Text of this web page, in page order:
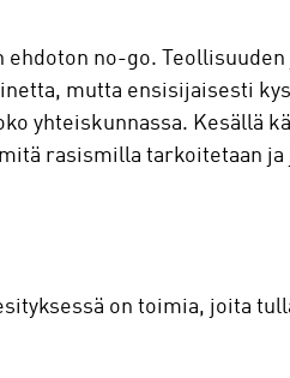
no-go. Teollisuuden
mutta ensisijaisesti
yhteiskunnassa. Kesällä
rasismilla tarkoitetaan ja
on toimia, joita